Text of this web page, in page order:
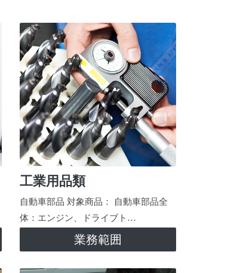
工業用品類
自動車部品 対象商品： 自動車部品全
体：エンジン、ドライブト…
業務範囲